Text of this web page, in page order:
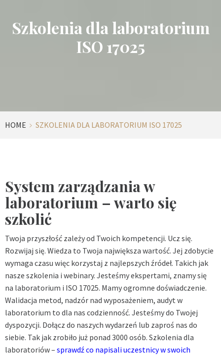
Szkolenia dla laboratorium
ISO 17025
HOME SZKOLENIA DLA LABORATORIUM ISO 17025
System zarządzania w
laboratorium – warto się
szkolić
Twoja przyszłość zależy od Twoich kompetencji. Ucz się.
Rozwijaj się. Wiedza to Twoja największa wartość. Jej zdobycie
wymaga czasu więc korzystaj z najlepszych źródeł. Takich jak
nasze szkolenia i webinary. Jesteśmy ekspertami, znamy się
na laboratorium i ISO 17025. Mamy ogromne doświadczenie.
Walidacja metod, nadzór nad wyposażeniem, audyt w
laboratorium to dla nas codzienność. Jesteśmy do Twojej
dyspozycji. Dołącz do naszych wydarzeń lub zaproś nas do
siebie. Tak jak zrobiło już ponad 3000 osób. Szkolenia dla
laboratoriów – sprawdź co napisali uczestnicy w swoich